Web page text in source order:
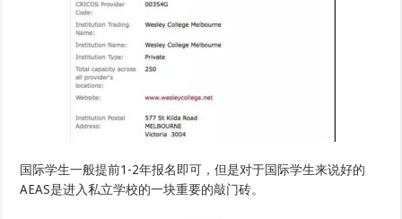
国际学生一般提前1-2年报名即可，但是对于国际学生来说好的
AEAS是进入私立学校的一块重要的敲门砖。